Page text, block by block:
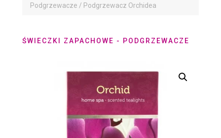
Podgrzewacze / Podgrzewacz Orchidea
ŚWIECZKI ZAPACHOWE - PODGRZEWACZE